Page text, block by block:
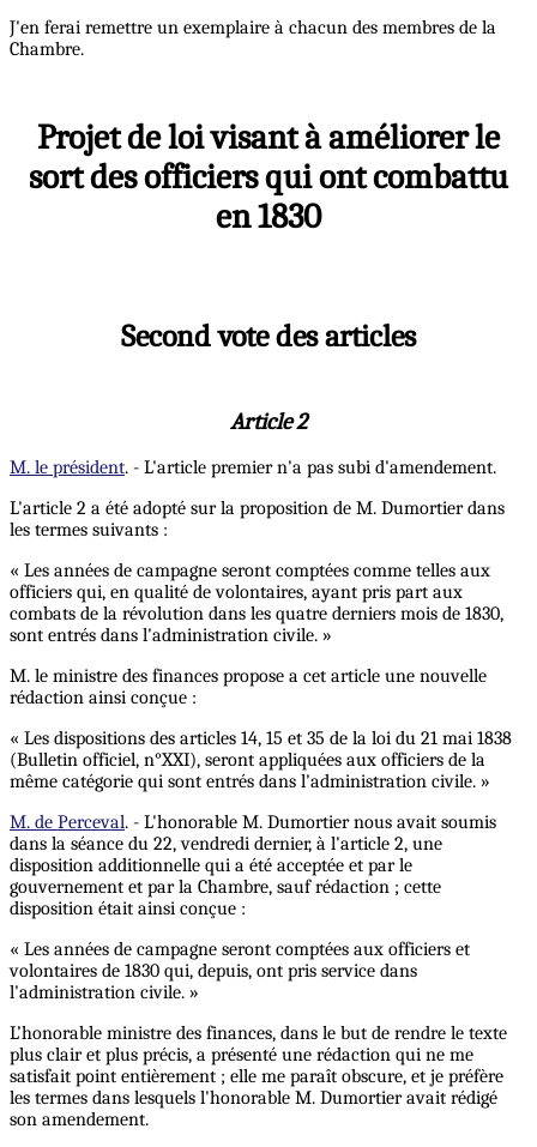
J'en ferai remettre un exemplaire à chacun des membres de la
Chambre.
Projet de loi visant à améliorer le
sort des officiers qui ont combattu
en 1830
Second vote des articles
Article 2
M. le président. - L'article premier n'a pas subi d'amendement.
L'article 2 a été adopté sur la proposition de M. Dumortier dans
les termes suivants :
« Les années de campagne seront comptées comme telles aux
officiers qui, en qualité de volontaires, ayant pris part aux
combats de la révolution dans les quatre derniers mois de 1830,
sont entrés dans l'administration civile. »
M. le ministre des finances propose a cet article une nouvelle
rédaction ainsi conçue :
« Les dispositions des articles 14, 15 et 35 de la loi du 21 mai 1838
(Bulletin officiel, n°XXI), seront appliquées aux officiers de la
même catégorie qui sont entrés dans l'administration civile. »
M. de Perceval. - L'honorable M. Dumortier nous avait soumis
dans la séance du 22, vendredi dernier, à l'article 2, une
disposition additionnelle qui a été acceptée et par le
gouvernement et par la Chambre, sauf rédaction ; cette
disposition était ainsi conçue :
« Les années de campagne seront comptées aux officiers et
volontaires de 1830 qui, depuis, ont pris service dans
l'administration civile. »
L’honorable ministre des finances, dans le but de rendre le texte
plus clair et plus précis, a présenté une rédaction qui ne me
satisfait point entièrement ; elle me paraît obscure, et je préfère
les termes dans lesquels l'honorable M. Dumortier avait rédigé
son amendement.